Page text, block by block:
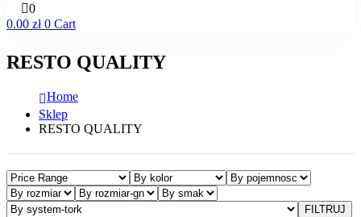
0
0.00 zł 0 Cart
RESTO QUALITY
Home
Sklep
RESTO QUALITY
FILTRUJ